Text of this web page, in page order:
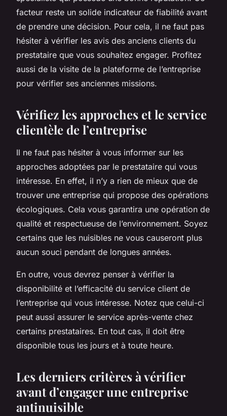
facteur reste un solide indicateur de fiabilité avant
de prendre une décision. Pour cela, il ne faut pas
hésiter à vérifier les avis des anciens clients du
prestataire que vous souhaitez engager. Profitez
aussi de la visite de la plateforme de l’entreprise
pour vérifier ses anciennes missions.
Vérifiez les approches et le service
clientèle de l’entreprise
Il ne faut pas hésiter à vous informer sur les
approches adoptées par le prestataire qui vous
intéresse. En effet, il n’y a rien de mieux que de
trouver une entreprise qui propose des opérations
écologiques. Cela vous garantira une opération de
qualité et respectueuse de l’environnement. Soyez
certains que les nuisibles ne vous causeront plus
aucun souci pendant de longues années.
En outre, vous devrez penser à vérifier la
disponibilité et l’efficacité du service client de
l’entreprise qui vous intéresse. Notez que celui-ci
peut aussi assurer le service après-vente chez
certains prestataires. En tout cas, il doit être
disponible tous les jours et à toute heure.
Les derniers critères à vérifier
avant d’engager une entreprise
antinuisible